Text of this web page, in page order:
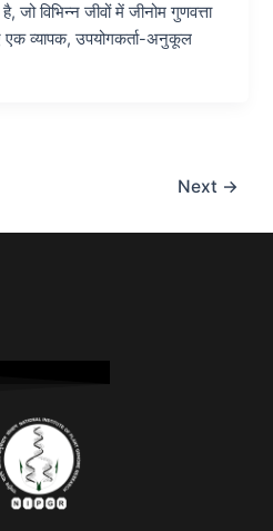
जो विभिन्न जीवों में जीनोम गुणवत्ता
व्यापक, उपयोगकर्ता-अनुकूल
Next →